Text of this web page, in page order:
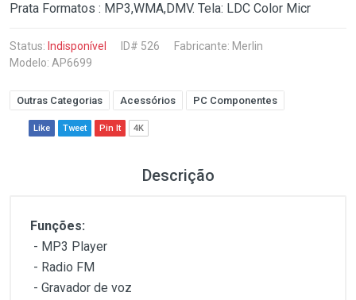
Prata Formatos : MP3,WMA,DMV. Tela: LDC Color Micr
Status: Indisponível ID# 526 Fabricante: Merlin
Modelo: AP6699
Outras Categorias Acessórios PC Componentes
Like Tweet Pin It 4K
Descrição
Funções:
- MP3 Player
- Radio FM
- Gravador de voz